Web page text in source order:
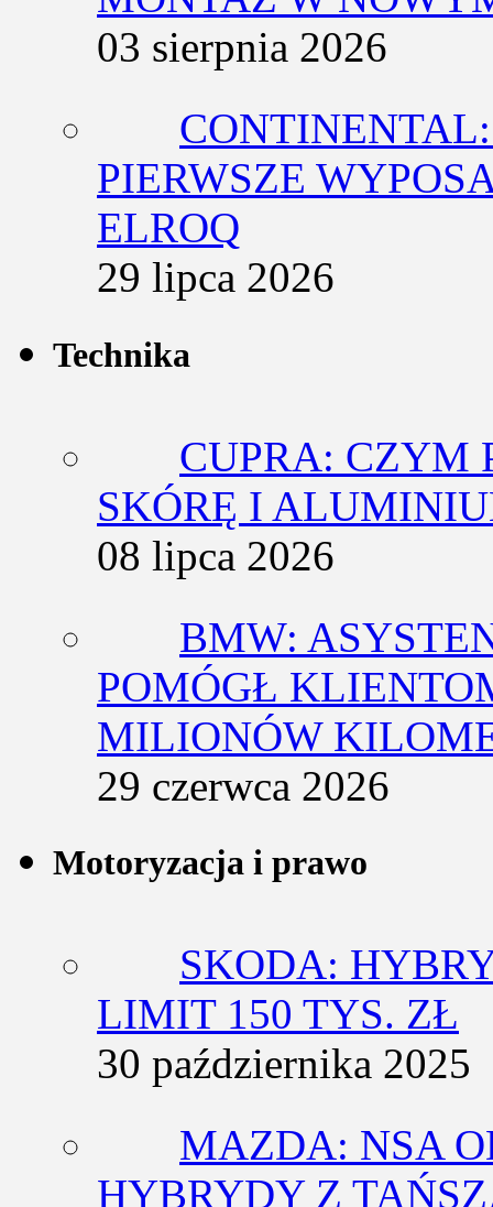
03 sierpnia 2026
PIERWSZE
ELROQ
29 lipca 2026
Technika
CUPRA: CZYM
SKÓRĘ I
08 lipca 2026
BMW:
POMÓGŁ
MILIONÓW
29 czerwca 2026
Motoryzacja i prawo
SKODA:
LIMIT 150 TYS. ZŁ
30 października 2025
MAZDA: NSA
HYBRYDY Z